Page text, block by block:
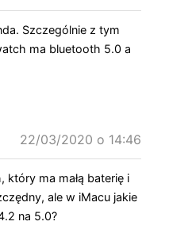
Szczególnie z tym
ma bluetooth 5.0 a
22/03/2020 o 14:46
który ma małą baterię i
ale w iMacu jakie
na 5.0?